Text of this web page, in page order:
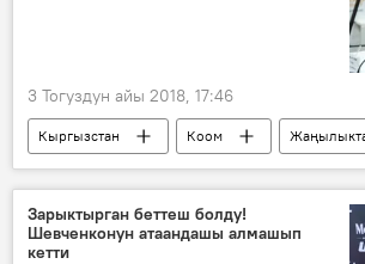
3 Тогуздун айы 2018, 17:46
Кыргызстан Коом
Рита Карасартова
милиция
Зарыктырган беттеш болду!
Шевченконун атаандашы алмашып
кетти